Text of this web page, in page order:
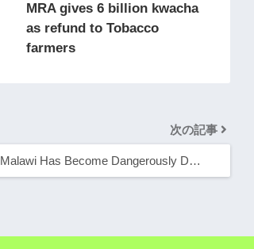
MRA gives 6 billion kwacha
as refund to Tobacco
farmers
次の記事
Malawi Has Become Dangerously D…